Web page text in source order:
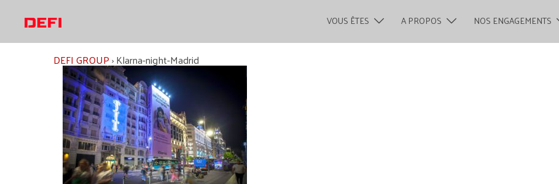
contenu VOUS ÊTES A PROPOS NOS ENGAGEMENTS
DEFI GROUP›Klarna-night-Madrid